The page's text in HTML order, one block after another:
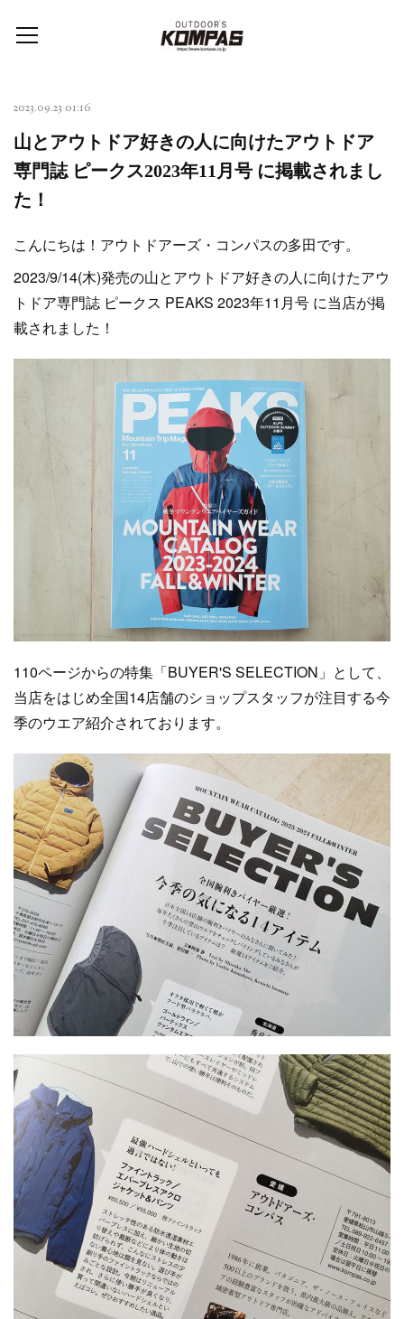
2023.09.23 01:16
山とアウトドア好きの人に向けたアウトドア
専門誌 ピークス2023年11月号 に掲載されまし
た！
こんにちは！アウトドアーズ・コンパスの多田です。
2023/9/14(木)発売の山とアウトドア好きの人に向けたアウ
トドア専門誌 ピークス PEAKS 2023年11月号 に当店が掲
載されました！
110ページからの特集「BUYER'S SELECTION」として、
当店をはじめ全国14店舗のショップスタッフが注目する今
季のウエア紹介されております。